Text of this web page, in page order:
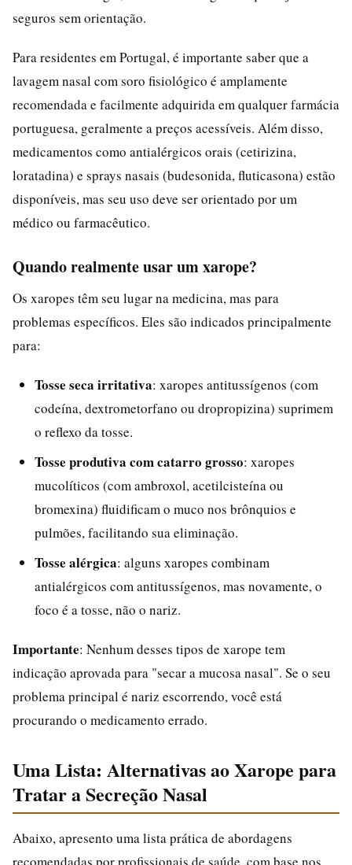
seguros sem orientação.
Para residentes em Portugal, é importante saber que a
lavagem nasal com soro fisiológico é amplamente
recomendada e facilmente adquirida em qualquer farmácia
portuguesa, geralmente a preços acessíveis. Além disso,
medicamentos como antialérgicos orais (cetirizina,
loratadina) e sprays nasais (budesonida, fluticasona) estão
disponíveis, mas seu uso deve ser orientado por um
médico ou farmacêutico.
Quando realmente usar um xarope?
Os xaropes têm seu lugar na medicina, mas para
problemas específicos. Eles são indicados principalmente
para:
Tosse seca irritativa: xaropes antitussígenos (com
codeína, dextrometorfano ou dropropizina) suprimem
o reflexo da tosse.
Tosse produtiva com catarro grosso: xaropes
mucolíticos (com ambroxol, acetilcisteína ou
bromexina) fluidificam o muco nos brônquios e
pulmões, facilitando sua eliminação.
Tosse alérgica: alguns xaropes combinam
antialérgicos com antitussígenos, mas novamente, o
foco é a tosse, não o nariz.
Importante: Nenhum desses tipos de xarope tem
indicação aprovada para "secar a mucosa nasal". Se o seu
problema principal é nariz escorrendo, você está
procurando o medicamento errado.
Uma Lista: Alternativas ao Xarope para
Tratar a Secreção Nasal
Abaixo, apresento uma lista prática de abordagens
recomendadas por profissionais de saúde, com base nos